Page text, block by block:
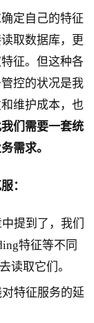
定自己的特征
取数据库，更
征。但这种各
控的状况是我
维护成本，也
们需要一套统
需求。
：
提到了，我们
特征等不同
读取它们。
特征服务的延